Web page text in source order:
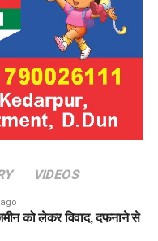
VIDEOS
को लेकर विवाद, दफनाने से